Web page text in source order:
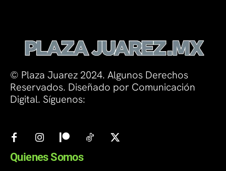
© Plaza Juarez 2024. Algunos Derechos
Reservados. Diseñado por Comunicación
Digital. Síguenos:
Quienes Somos